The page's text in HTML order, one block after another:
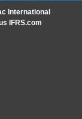
International
IFRS.com